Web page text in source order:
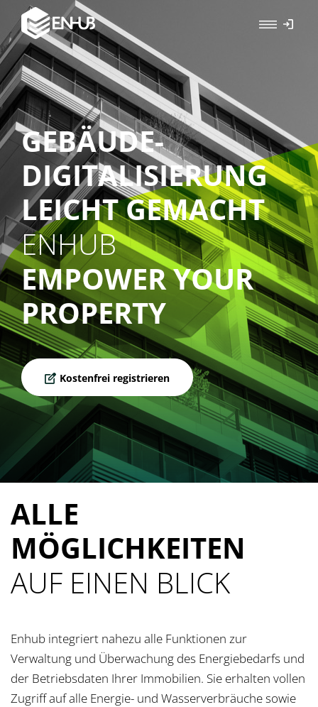
GEBÄUDE-
DIGITALISIERUNG
LEICHT GEMACHT
ENHUB
EMPOWER YOUR
PROPERTY
Kostenfrei registrieren
ALLE
MÖGLICHKEITEN
AUF EINEN BLICK
Enhub integriert nahezu alle Funktionen zur
Verwaltung und Überwachung des Energiebedarfs und
der Betriebsdaten Ihrer Immobilien. Sie erhalten vollen
Zugriff auf alle Energie- und Wasserverbräuche sowie